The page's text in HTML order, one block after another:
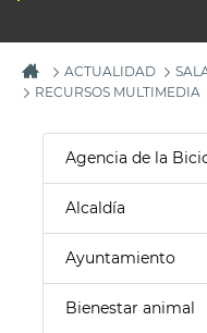
ACTUALIDAD
RECURSOS MULTIMEDIA
Agencia de la
Alcaldía
Ayuntamiento
Bienestar animal